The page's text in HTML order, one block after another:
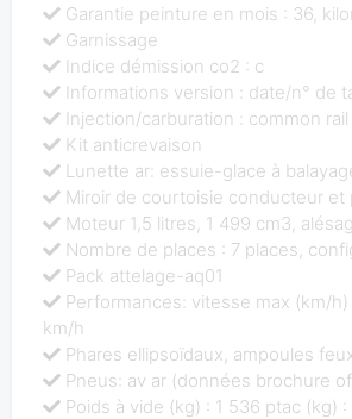
Garantie peinture en mois : 36,
Garnissage
Indice démission co2 : c
Informations version : date/n° de
Injection/carburation : common rail
Kit anticrevaison
Lunette ar: essuie-glace à
Miroir de courtoisie conducteur et
Moteur 1,5 litres, 1 499 cm3,
Nombre de places : 7 places,
Pack attelage-aq01
Performances: vitesse max (km/h)
km/h
Phares ellipsoïdaux, ampoules
Pneus: av ar (données brochure
Poids à vide (kg) : 1 536 ptac (kg)